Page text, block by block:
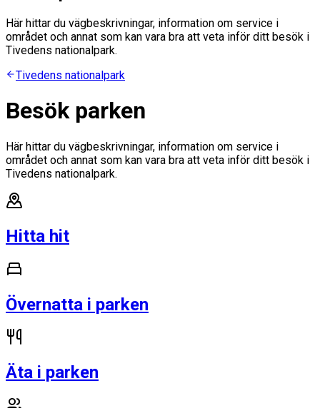
Här hittar du vägbeskrivningar, information om service i
området och annat som kan vara bra att veta inför ditt besök i
Tivedens nationalpark.
Tivedens nationalpark
Besök parken
Här hittar du vägbeskrivningar, information om service i
området och annat som kan vara bra att veta inför ditt besök i
Tivedens nationalpark.
Hitta hit
Övernatta i parken
Äta i parken